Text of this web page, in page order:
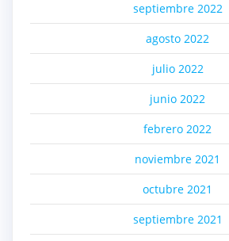
septiembre 2022
agosto 2022
julio 2022
junio 2022
febrero 2022
noviembre 2021
octubre 2021
septiembre 2021